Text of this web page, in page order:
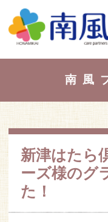
南風
新津はたら
ーズ様のグ
た！